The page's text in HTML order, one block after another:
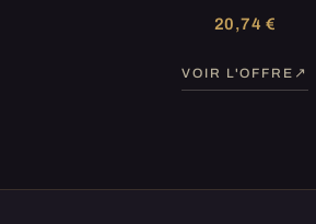
20,74 €
VOIR L'OFFRE